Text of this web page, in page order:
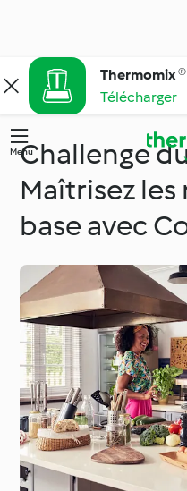
Thermomix
Télécharger
MenuChallenge
Maîtrisez
base avec